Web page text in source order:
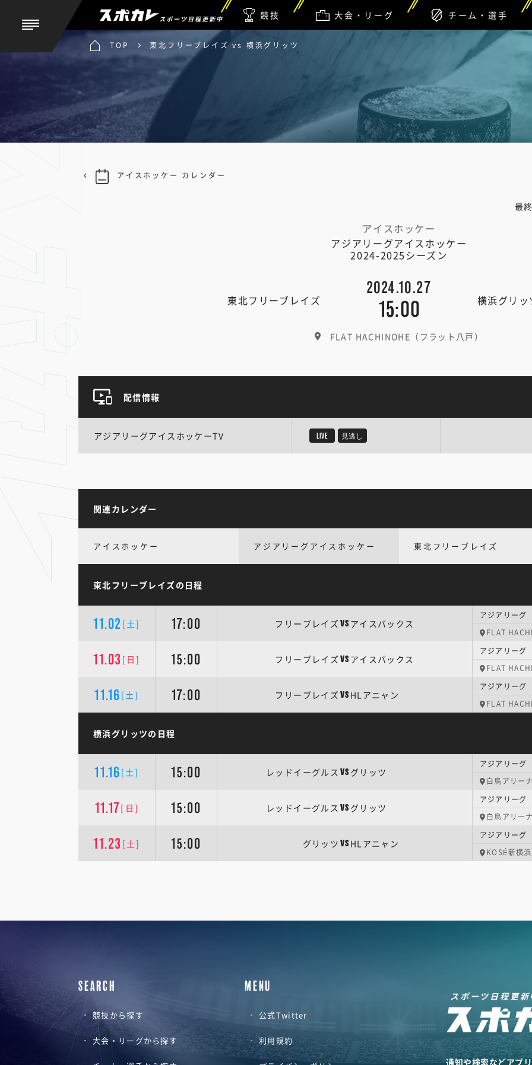
スポーツ日程更新中 競技 大会・リーグ チーム・選手
TOP 東北フリーブレイズ vs 横浜グリッツ
最
アイスホッケー
アジアリーグアイスホッケー
2024-2025シーズン
東北フリーブレイズ
2024.10.27
15:00 横浜グリッ
FLAT HACHINOHE（フラット八戸）
アイスホッケー カレンダー
配信情報
アジアリーグアイスホッケーTV LIVE 見逃し
関連カレンダー
アイスホッケー アジアリーグアイスホッケー 東北フリーブレイズ
東北フリーブレイズの日程
11.02 [土] 17:00 フリーブレイズ VS アイスバックス
アジアリー
FLAT
11.03 [日] 15:00 フリーブレイズ VS アイスバックス
アジアリー
FLAT
11.16 [土] 17:00 フリーブレイズ VS HLアニャン
アジアリー
FLAT
横浜グリッツの日程
11.16 [土] 15:00 レッドイーグルス VS グリッツ
アジアリー
白鳥アリー
11.17[日] 15:00 レッドイーグルス VS グリッツ
アジアリー
白鳥アリー
11.23 [土] 15:00 グリッツ VS HLアニャン
アジアリー
KOSÉ新横
SEARCH
競技から探す
大会・リーグから探す
MENU
公式Twitter
利用規約
スポーツ日程更新
通知や検索などアプ